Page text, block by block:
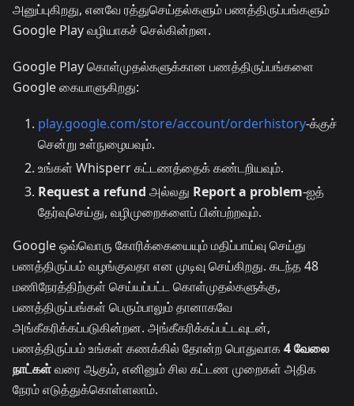
அனுப்புகிறது, எனவே ரத்துசெய்தல்களும் பணத்திருப்பங்களும்
Google Play வழியாகச் செல்கின்றன.
Google Play கொள்முதல்களுக்கான பணத்திருப்பங்களை
Google கையாளுகிறது:
play.google.com/store/account/orderhistory-க்குச்
சென்று உள்நுழையவும்.
உங்கள் Whisperr கட்டணத்தைக் கண்டறியவும்.
Request a refund அல்லது Report a problem-ஐத்
தேர்வுசெய்து, வழிமுறைகளைப் பின்பற்றவும்.
Google ஒவ்வொரு கோரிக்கையையும் மதிப்பாய்வு செய்து
பணத்திருப்பம் வழங்குவதா என முடிவு செய்கிறது. கடந்த 48
மணிநேரத்திற்குள் செய்யப்பட்ட கொள்முதல்களுக்கு,
பணத்திருப்பங்கள் பெரும்பாலும் தானாகவே
அங்கீகரிக்கப்படுகின்றன. அங்கீகரிக்கப்பட்டவுடன்,
பணத்திருப்பம் உங்கள் கணக்கில் தோன்ற பொதுவாக4 வேலை
நாட்கள்வரை ஆகும், எனினும் சில கட்டண முறைகள் அதிக
நேரம் எடுத்துக்கொள்ளலாம்.